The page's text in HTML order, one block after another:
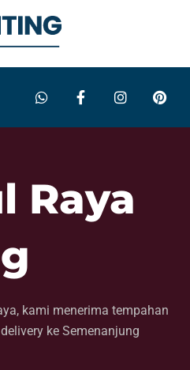
W
h
t
p
F
a
e
k
-
f
I
n
t
a
m
P
i
t
Raya
kami menerima tempahan
ke Semenanjung